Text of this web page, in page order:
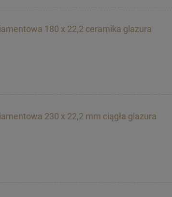
180 x 22,2 ceramika glazura
230 x 22,2 mm ciągła glazura